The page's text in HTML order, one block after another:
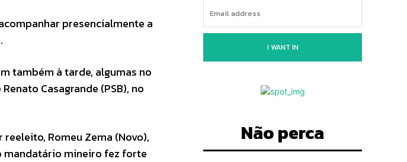
presencialmente a
também à tarde, algumas no
Casagrande (PSB), no
reeleito, Romeu Zema (Novo),
mandatário mineiro fez forte
I WANT IN
Não perca